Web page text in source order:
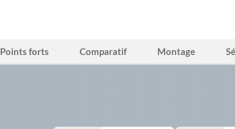
Points forts Comparatif Montage